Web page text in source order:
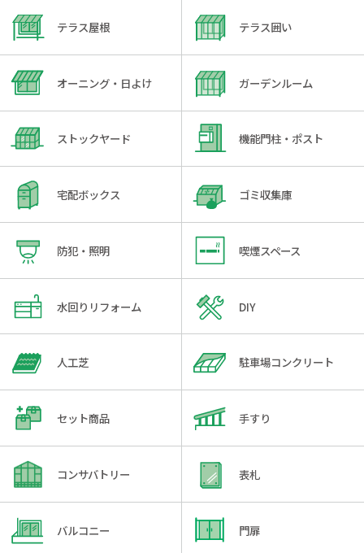
テラス屋根 テラス囲い
オーニング・日よけ ガーデンルーム
ストックヤード 機能門柱・ポスト
宅配ボックス ゴミ収集庫
防犯・照明 喫煙スペース
水回りリフォーム DIY
人工芝 駐車場コンクリート
セット商品 手すり
コンサバトリー 表札
バルコニー 門扉